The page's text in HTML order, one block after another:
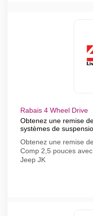
Rabais 4 Wheel Drive
Obtenez une remise
systèmes de
Obtenez une remise
Comp 2,5 pouces
Jeep JK